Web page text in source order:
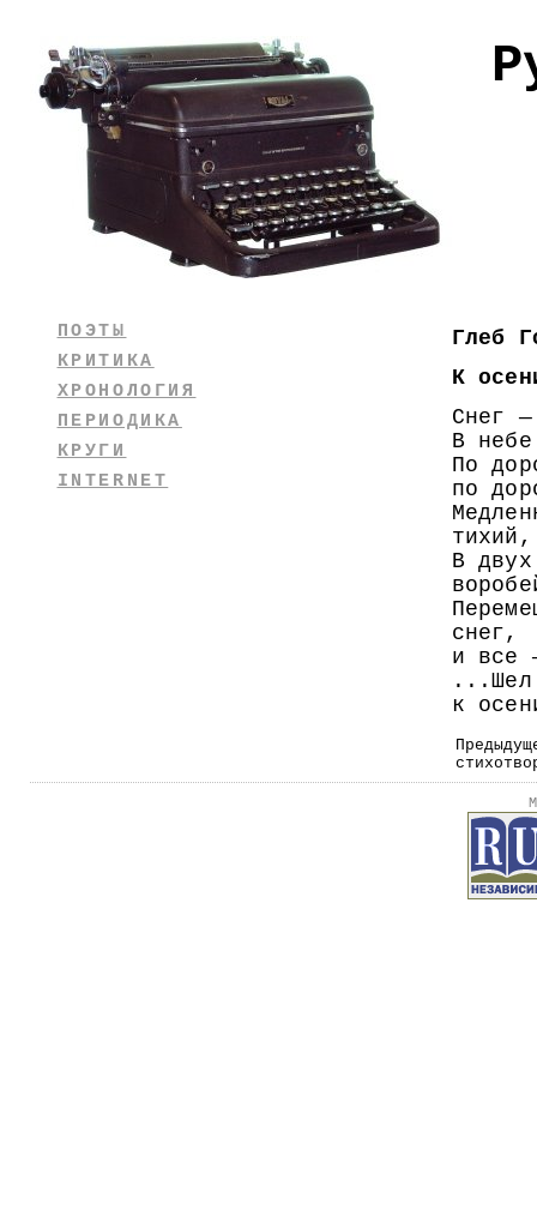
Глеб
К
Снег
В
По
по
В двух
снег,
и все
...Шел
к
ПОЭТЫ
КРИТИКА
ХРОНОЛОГИЯ
ПЕРИОДИКА
КРУГИ
INTERNET